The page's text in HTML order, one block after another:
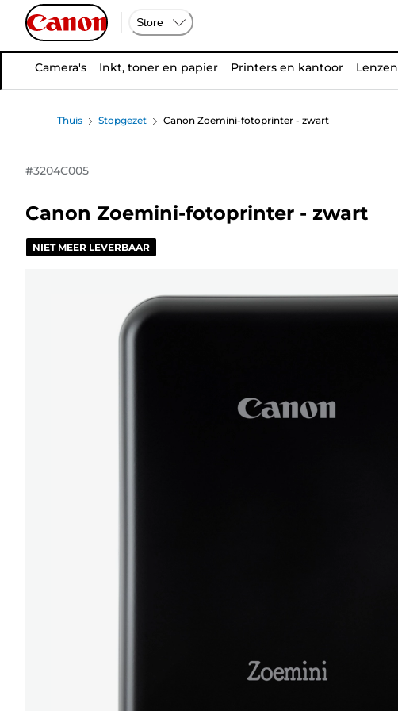
Store
Camera's Inkt, toner en papier Printers en kantoor Lenzen
Thuis Stopgezet Canon Zoemini-fotoprinter - zwart
#3204C005
Canon Zoemini-fotoprinter - zwart
NIET MEER LEVERBAAR